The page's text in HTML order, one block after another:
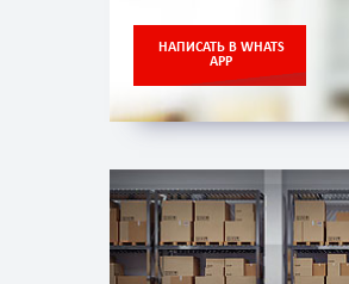
НАПИСАТЬ В WHATS
APP